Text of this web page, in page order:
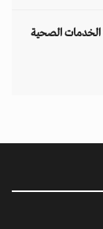
الخدمات الصحية